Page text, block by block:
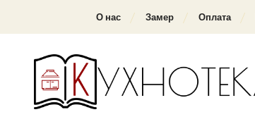
О нас Замер Оплата